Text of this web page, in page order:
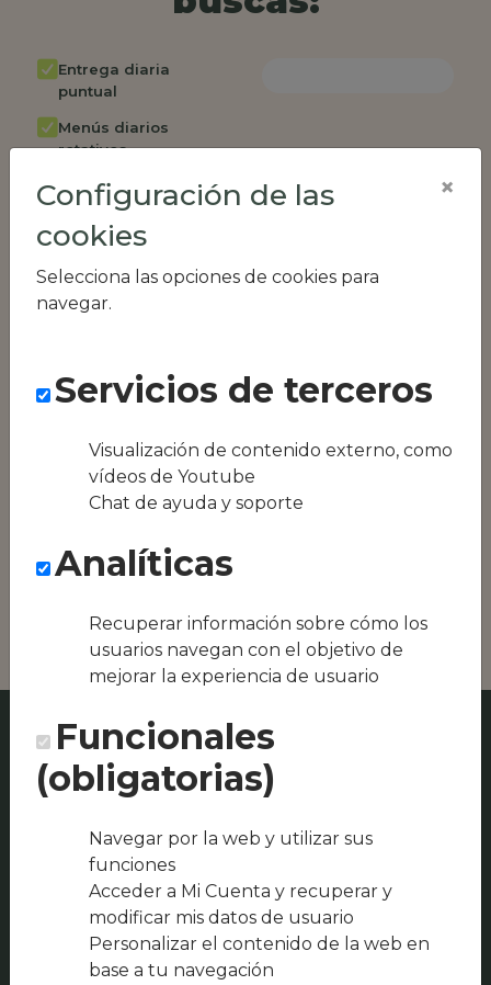
Entrega diaria
puntual
Menús diarios
rotativos
Cambio de menú
semanalmente
Factura única
Acceso individual
empleados
Panel de control
RR.HH
equipos híbridos
Conseguimos la
zona, como podría
ser Perla Beltza o
Configuración de las
cookies
Selecciona las opciones de cookies para
navegar.
×
Servicios de terceros
Visualización de contenido externo, como
vídeos de Youtube
Chat de ayuda y soporte
Analíticas
Recuperar información sobre cómo los
usuarios navegan con el objetivo de
mejorar la experiencia de usuario
Funcionales
(obligatorias)
Navegar por la web y utilizar sus
funciones
Acceder a Mi Cuenta y recuperar y
modificar mis datos de usuario
Personalizar el contenido de la web en
base a tu navegación